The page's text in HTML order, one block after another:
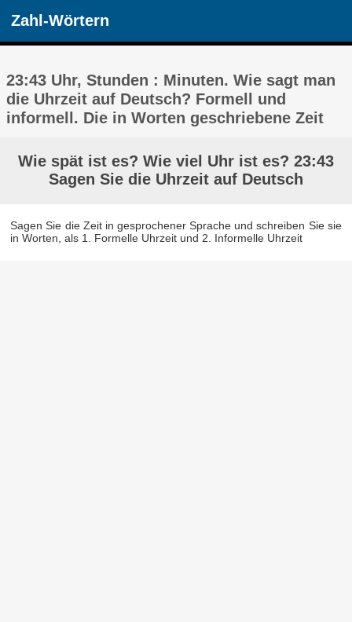
Zahl-Wörtern
23:43 Uhr, Stunden : Minuten. Wie sagt man
die Uhrzeit auf Deutsch? Formell und
informell. Die in Worten geschriebene Zeit
Wie spät ist es? Wie viel Uhr ist es? 23:43
Sagen Sie die Uhrzeit auf Deutsch
Sagen Sie die Zeit in gesprochener Sprache und schreiben Sie sie
in Worten, als 1. Formelle Uhrzeit und 2. Informelle Uhrzeit